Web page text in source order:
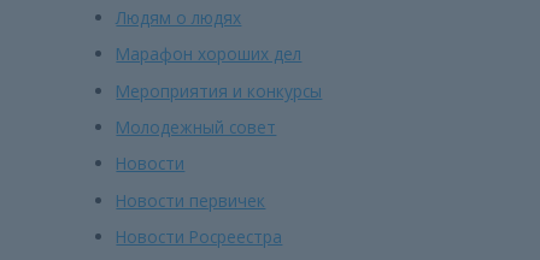
Людям о людях
Марафон хороших дел
Мероприятия и конкурсы
Молодежный совет
Новости
Новости первичек
Новости Росреестра